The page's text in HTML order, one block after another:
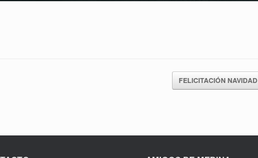
FELICITACIÓN NAVIDAD